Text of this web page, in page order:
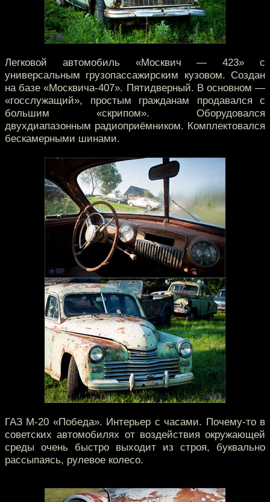
Легковой автомобиль «Москвич — 423» с
универсальным грузопассажирским кузовом. Создан
на базе «Москвича-407». Пятидверный. В основном —
«госслужащий», простым гражданам продавался с
большим «скрипом». Оборудовался
двухдиапазонным радиоприёмником. Комплектовался
бескамерными шинами.
ГАЗ М-20 «Победа». Интерьер с часами. Почему-то в
советских автомобилях от воздействия окружающей
среды очень быстро выходит из строя, буквально
рассыпаясь, рулевое колесо.